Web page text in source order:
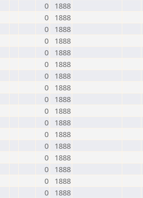
0
1888
0
1888
0
1888
0
1888
0
1888
0
1888
0
1888
0
1888
0
1888
0
1888
0
1888
0
1888
0
1888
0
1888
0
1888
0
1888
0
1888